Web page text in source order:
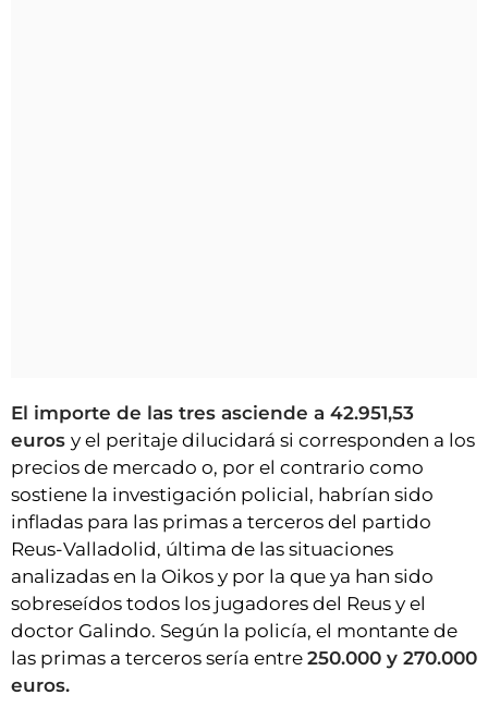
El importe de las tres asciende a 42.951,53
euros y el peritaje dilucidará si corresponden a los
precios de mercado o, por el contrario como
sostiene la investigación policial, habrían sido
infladas para las primas a terceros del partido
Reus-Valladolid, última de las situaciones
analizadas en la Oikos y por la que ya han sido
sobreseídos todos los jugadores del Reus y el
doctor Galindo. Según la policía, el montante de
las primas a terceros sería entre 250.000 y 270.000
euros.